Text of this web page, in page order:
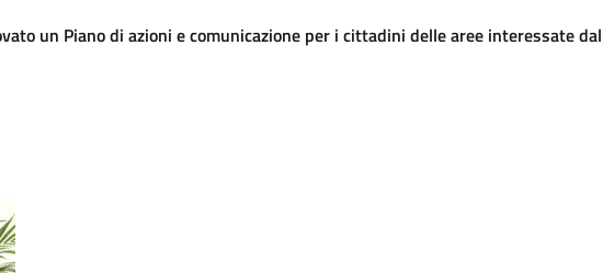
un Piano di azioni e comunicazione per i cittadini delle aree interessate